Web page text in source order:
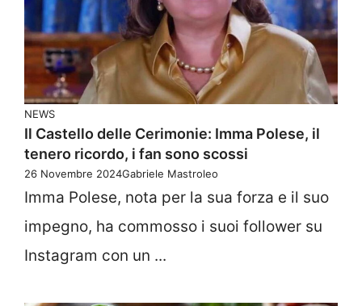
NEWS
Il Castello delle Cerimonie: Imma Polese, il
tenero ricordo, i fan sono scossi
26 Novembre 2024Gabriele Mastroleo
Imma Polese, nota per la sua forza e il suo
impegno, ha commosso i suoi follower su
Instagram con un ...